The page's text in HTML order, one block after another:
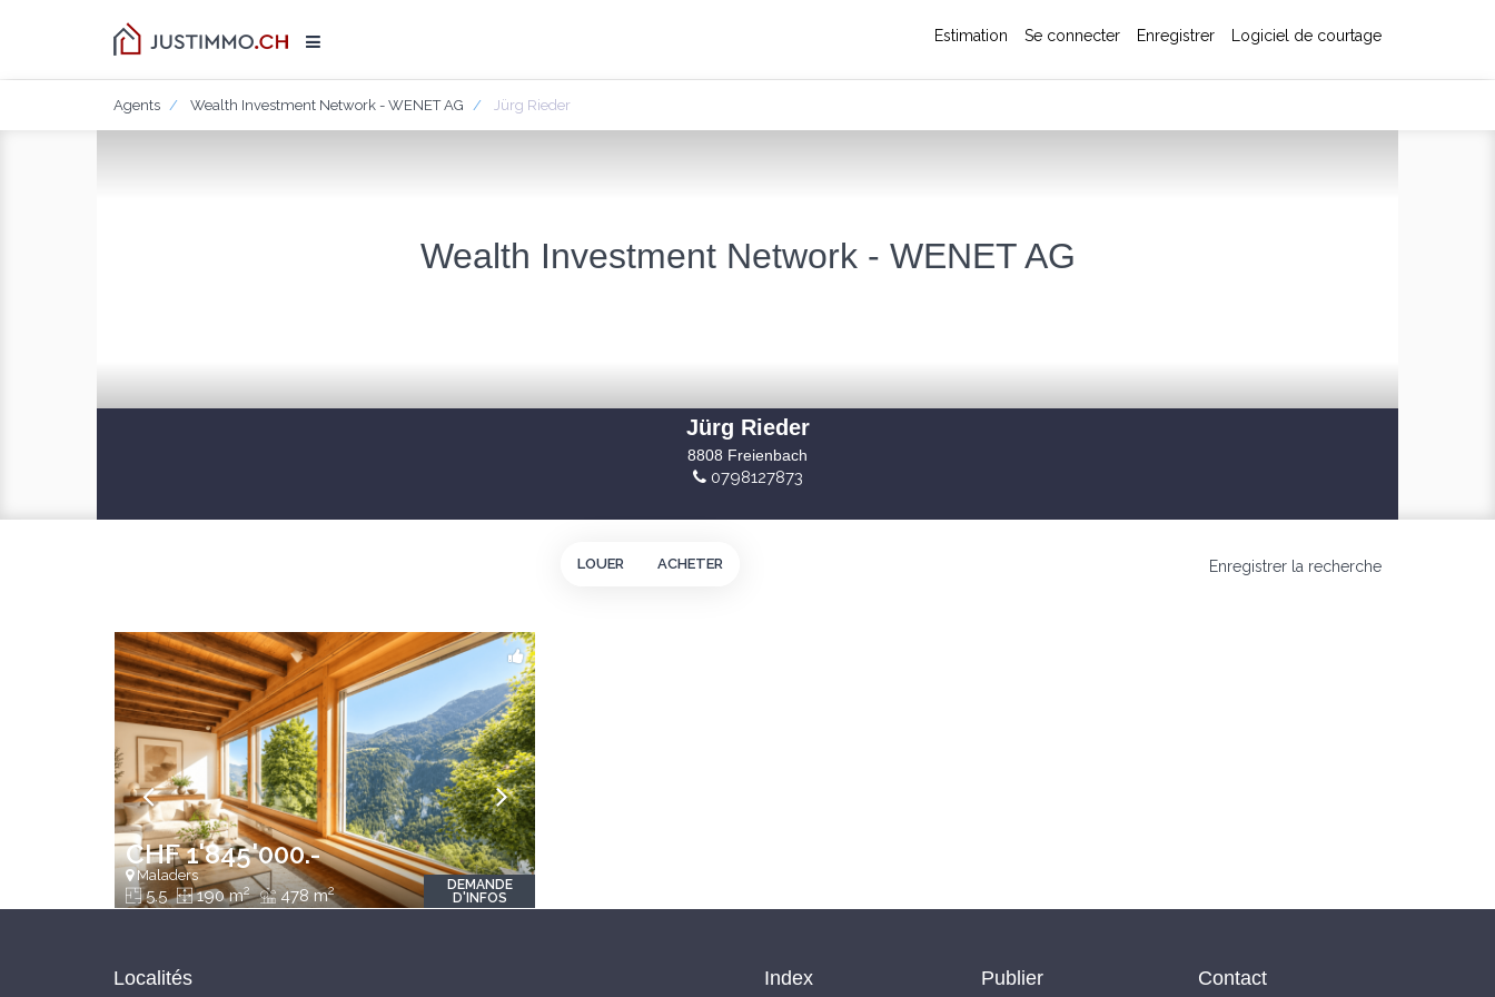
Estimation Se connecter Enregistrer Logiciel de courtage
Agents Wealth Investment Network - WENET AG Jürg Rieder
Wealth Investment Network - WENET AG
Jürg Rieder
8808 Freienbach
0798127873
Enregistrer la recherche
LOUER ACHETER
CHF 1'845'000.-
Maladers
5.5 190 m2 478 m2
DEMANDE
D'INFOS
Localités Index Publier Contact